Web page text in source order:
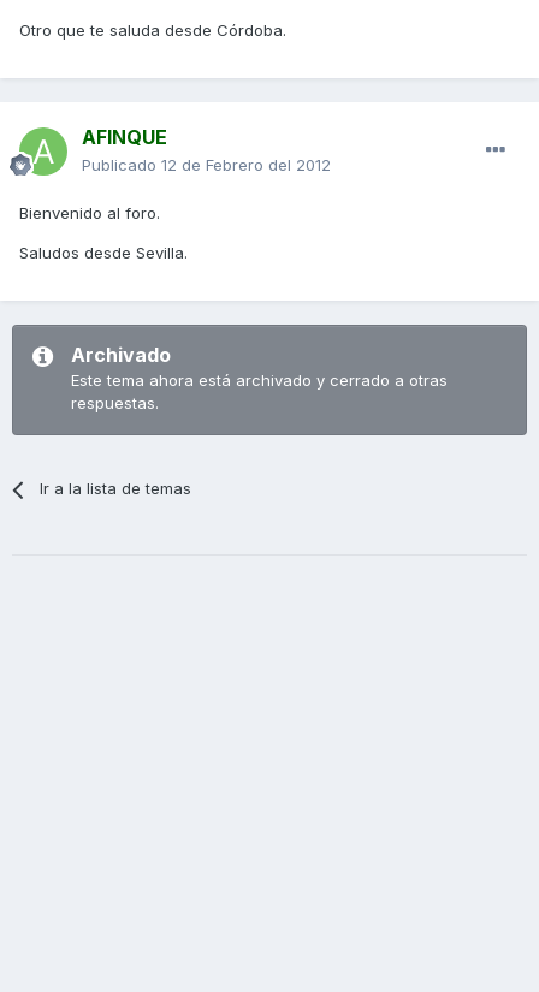
Otro que te saluda desde Córdoba.
AFINQUE
Publicado 12 de Febrero del 2012
Bienvenido al foro.
Saludos desde Sevilla.
Archivado
Este tema ahora está archivado y cerrado a otras
respuestas.
Ir a la lista de temas